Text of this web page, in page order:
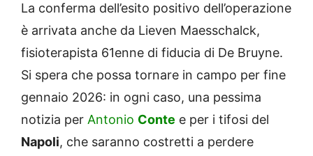
La conferma dell’esito positivo dell’operazione
è arrivata anche da Lieven Maesschalck,
fisioterapista 61enne di fiducia di De Bruyne.
Si spera che possa tornare in campo per fine
gennaio 2026: in ogni caso, una pessima
notizia per Antonio Conte e per i tifosi del
Napoli, che saranno costretti a perdere